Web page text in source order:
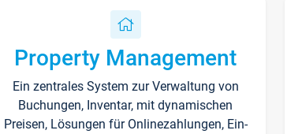
Property Management
Ein zentrales System zur Verwaltung von
Buchungen, Inventar, mit dynamischen
Preisen, Lösungen für Onlinezahlungen, Ein-